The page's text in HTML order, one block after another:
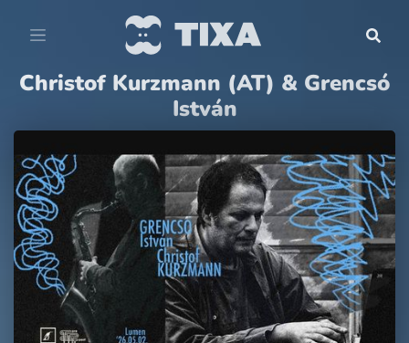
Christof Kurzmann (AT) & Grencsó
István